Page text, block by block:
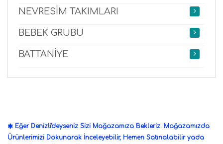
NEVRESİM TAKIMLARI
BEBEK GRUBU
BATTANİYE
Eğer Denizli'deyseniz Sizi Mağazamıza Bekleriz. Mağazamızda
Ürünlerimizi Dokunarak İnceleyebilir, Hemen Satınalabilir yada